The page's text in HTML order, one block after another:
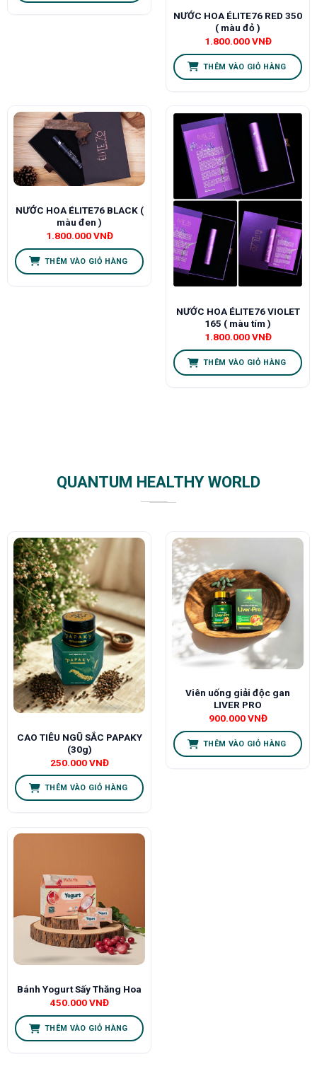
NƯỚC HOA ÉLITE76 RED 350
( màu đỏ )
1.800.000VNĐ
THÊM VÀO GIỎ HÀNG
NƯỚC HOA ÉLITE76 BLACK (
màu đen )
1.800.000VNĐ
THÊM VÀO GIỎ HÀNG
NƯỚC HOA ÉLITE76 VIOLET
165 ( màu tím )
1.800.000VNĐ
THÊM VÀO GIỎ HÀNG
QUANTUM HEALTHY WORLD
CAO TIÊU NGŨ SẮC PAPAKY
(30g)
250.000VNĐ
THÊM VÀO GIỎ HÀNG
Viên uống giải độc gan
LIVER PRO
900.000VNĐ
THÊM VÀO GIỎ HÀNG
Bánh Yogurt Sấy Thăng Hoa
450.000VNĐ
THÊM VÀO GIỎ HÀNG